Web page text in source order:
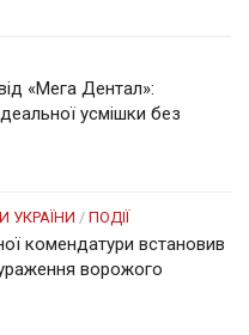
«Мега Дентал»:
усмішки без
УКРАЇНИ / ПОДІЇ
комендатури встановив
ворожого